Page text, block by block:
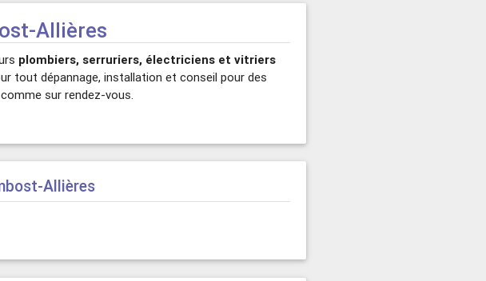
Allières
plombiers, serruriers, électriciens et vitriers
tout dépannage, installation et conseil pour des
sur rendez-vous.
Allières